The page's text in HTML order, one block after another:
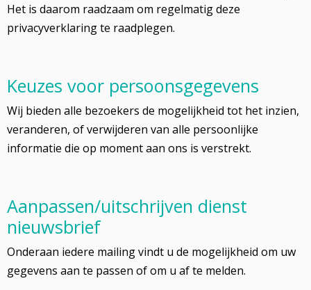
Het is daarom raadzaam om regelmatig deze
privacyverklaring te raadplegen.
Keuzes voor persoonsgegevens
Wij bieden alle bezoekers de mogelijkheid tot het inzien,
veranderen, of verwijderen van alle persoonlijke
informatie die op moment aan ons is verstrekt.
Aanpassen/uitschrijven dienst
nieuwsbrief
Onderaan iedere mailing vindt u de mogelijkheid om uw
gegevens aan te passen of om u af te melden.